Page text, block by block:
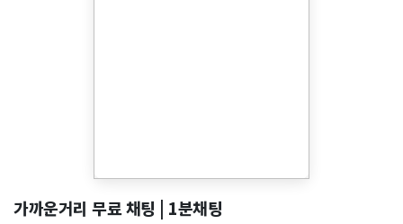
가까운거리 무료 채팅 | 1분채팅